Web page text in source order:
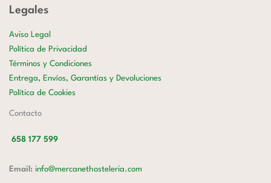
Legales
Aviso Legal
Política de Privacidad
Términos y Condiciones
Entrega, Envíos, Garantías y Devoluciones
Política de Cookies
Contacto
658 177 599
Email: info@mercanethosteleria.com